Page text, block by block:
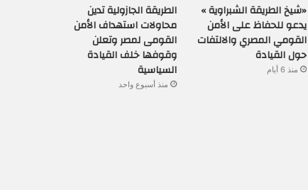
«شيخ الطريقة الشبراوية »
يدعو للحفاظ على الأمن
القومي المصري والالتفات
حول القيادة
منذ 6 أيام
الطريقة الجازولية تدين
محاولات استهداف الأمن
القومى لمصر وتعلن
وقوفها خلف القيادة
السياسية
منذ أسبوع واحد